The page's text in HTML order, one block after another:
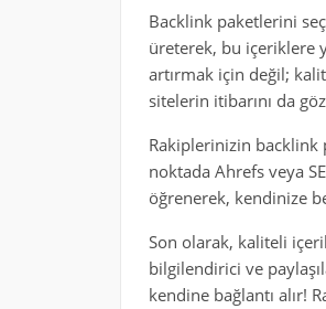
Backlink paketlerini
üreterek, bu içeriklere
artırmak için değil;
sitelerin itibarını da
Rakiplerinizin backlink
noktada Ahrefs veya
öğrenerek, kendinize
Son olarak, kaliteli
bilgilendirici ve
kendine bağlantı alır!